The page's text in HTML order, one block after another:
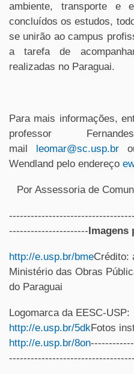
ambiente, transporte e
concluídos os estudos,
se unirão ao campus
a tarefa de
realizadas no Paraguai.
Para mais informações,
professor
mail leomar@sc.usp.br
Wendland pelo endereço
Por Assessoria de
----------------------Imagens
http://e.usp.br/bmeCrédito:
Ministério das Obras
do Paraguai
Logomarca da EESC-USP:
http://e.usp.br/5dkFotos
http://e.usp.br/8on